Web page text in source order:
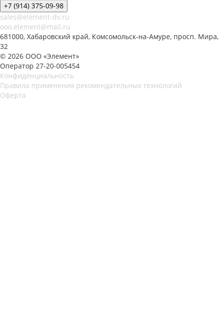
+7 (914) 375-09-98
sales@element-dv.ru
ooo.element@mail.ru
681000, Хабаровский край, Комсомольск-на-Амуре, просп. Мира,
32
© 2026 ООО «Элемент»
Оператор 27-20-005454
Конфиденциальность
Правила применения рекомендательных технологий
Оферта